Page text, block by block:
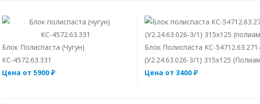
Блок Полиспаста (чугун)
КС-4572.63.331
Цена от 5900 ₽
Блок Полиспаста КС-
(У2.24.63.026-3/1) 315х125
Цена от 3400 ₽